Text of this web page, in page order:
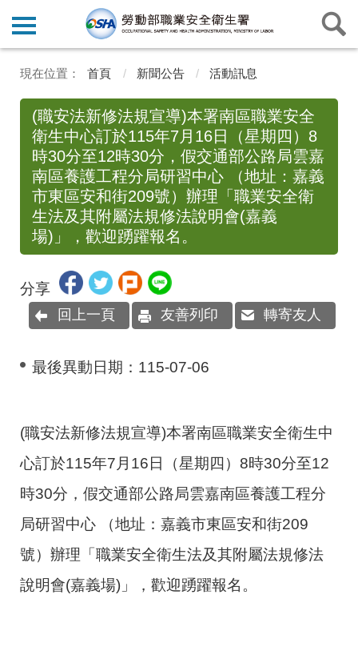
首頁 新聞公告 活動訊息
(職安法新修法規宣導)本署南區職業安全
衛生中心訂於115年7月16日（星期四）8
時30分至12時30分，假交通部公路局雲嘉
南區養護工程分局研習中心 （地址：嘉義
市東區安和街209號）辦理「職業安全衛
生法及其附屬法規修法說明會(嘉義
場)」，歡迎踴躍報名。
分享
回上一頁 友善列印 轉寄友人
最後異動日期： 115-07-06
(職安法新修法規宣導)本署南區職業安全衛生中
心訂於115年7月16日（星期四）8時30分至12
時30分，假交通部公路局雲嘉南區養護工程分
局研習中心 （地址：嘉義市東區安和街209
號）辦理「職業安全衛生法及其附屬法規修法
說明會(嘉義場)」，歡迎踴躍報名。